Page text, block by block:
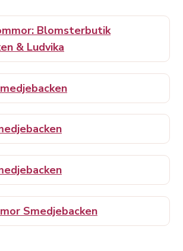
Blomsterbutik
& Ludvika
Smedjebacken